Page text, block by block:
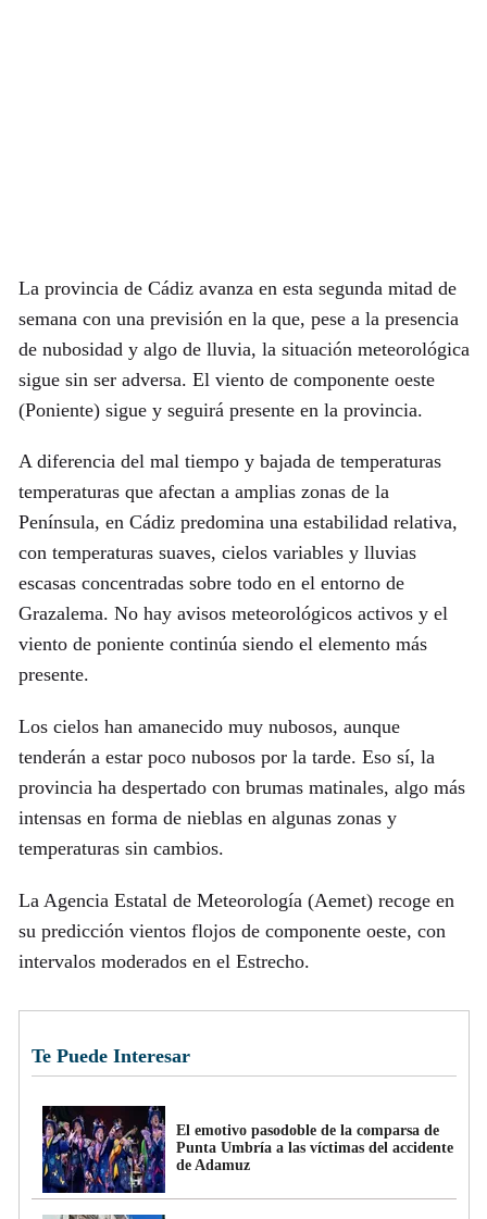
La provincia de Cádiz avanza en esta segunda mitad de
semana con una previsión en la que, pese a la presencia
de nubosidad y algo de lluvia, la situación meteorológica
sigue sin ser adversa. El viento de componente oeste
(Poniente) sigue y seguirá presente en la provincia.
A diferencia del mal tiempo y bajada de temperaturas
temperaturas que afectan a amplias zonas de la
Península, en Cádiz predomina una estabilidad relativa,
con temperaturas suaves, cielos variables y lluvias
escasas concentradas sobre todo en el entorno de
Grazalema. No hay avisos meteorológicos activos y el
viento de poniente continúa siendo el elemento más
presente.
Los cielos han amanecido muy nubosos, aunque
tenderán a estar poco nubosos por la tarde. Eso sí, la
provincia ha despertado con brumas matinales, algo más
intensas en forma de nieblas en algunas zonas y
temperaturas sin cambios.
La Agencia Estatal de Meteorología (Aemet) recoge en
su predicción vientos flojos de componente oeste, con
intervalos moderados en el Estrecho.
Te Puede Interesar
El emotivo pasodoble de la comparsa de
Punta Umbría a las víctimas del accidente
de Adamuz